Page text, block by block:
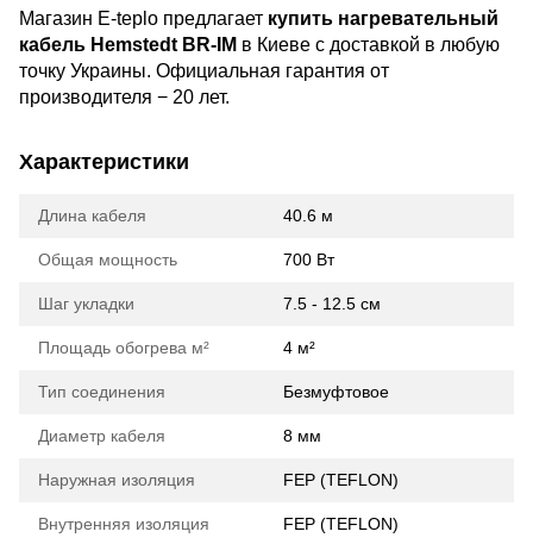
Магазин E-teplo предлагает купить нагревательный
кабель Hemstedt BR-IM в Киеве с доставкой в любую
точку Украины. Официальная гарантия от
производителя − 20 лет.
Характеристики
Длина кабеля 40.6 м
Общая мощность 700 Вт
Шаг укладки 7.5 - 12.5 см
Площадь обогрева м² 4 м²
Тип соединения Безмуфтовое
Диаметр кабеля 8 мм
Наружная изоляция FEP (TEFLON)
Внутренняя изоляция FEP (TEFLON)